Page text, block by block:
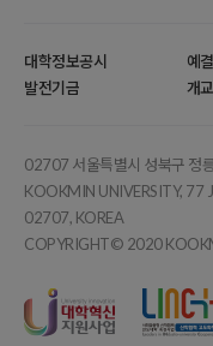
대학정보공시 예
발전기금
개
02707 서울특별시 성북구 정
KOOKMIN UNIVERSITY, 77
02707, KOREA
COPYRIGHT© 2020